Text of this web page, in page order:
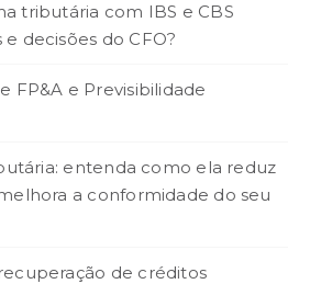
tributária com IBS e CBS
decisões do CFO?
FP&A e Previsibilidade
entenda como ela reduz
a conformidade do seu
de créditos